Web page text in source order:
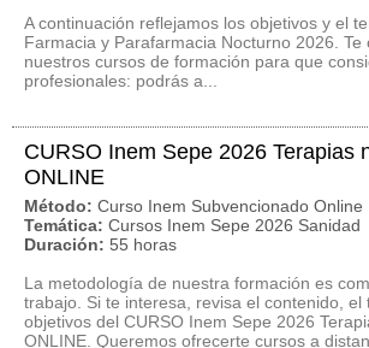
A continuación reflejamos los objetivos y el
Farmacia y Parafarmacia Nocturno 2026. Te
nuestros cursos de formación para que
profesionales: podrás a...
CURSO Inem Sepe 2026 Terapias
ONLINE
Método: Curso Inem Subvencionado Online
Temática: Cursos Inem Sepe 2026 Sanidad
Duración: 55 horas
La metodología de nuestra formación es
trabajo. Si te interesa, revisa el contenido, el
objetivos del CURSO Inem Sepe 2026
ONLINE. Queremos ofrecerte cursos a